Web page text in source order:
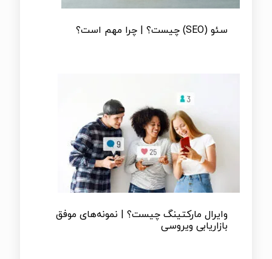
سئو (SEO) چیست؟ | چرا مهم است؟
وایرال مارکتینگ چیست؟ | نمونه‌های موفق
بازاریابی ویروسی